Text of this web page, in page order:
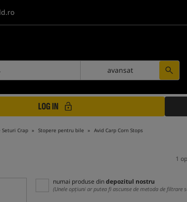
avansat
LOG IN
Crap Stopere pentru bile Avid Carp Corn Stops
1
numai produse dindepozitul nostru
(Unele opțiuni ar putea fi ascunse de metoda de filtrare